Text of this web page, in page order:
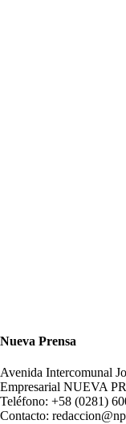
Nueva Prensa
Avenida Intercomunal
Empresarial NUEVA
Teléfono: +58 (0281)
Contacto: